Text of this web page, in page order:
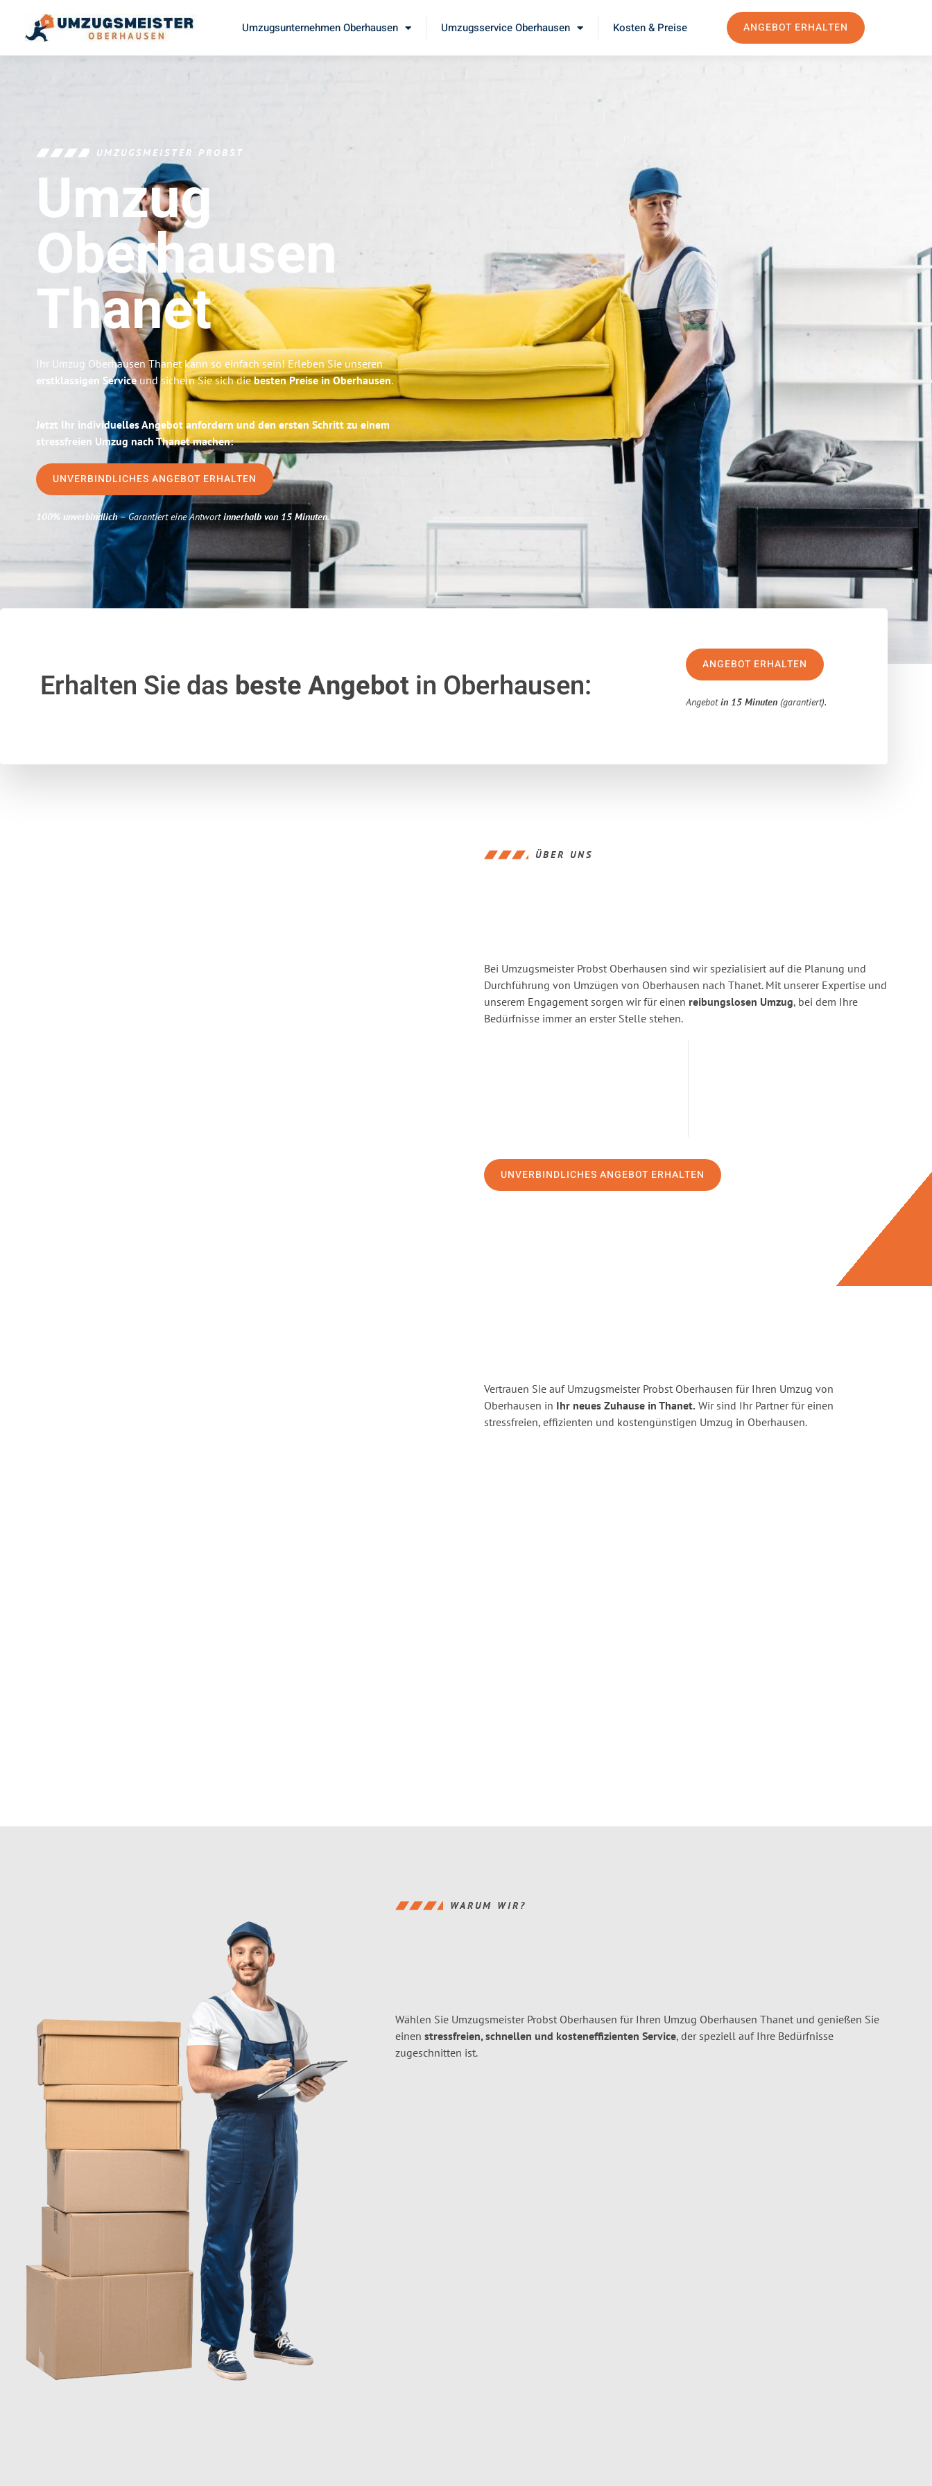
Umzugsunternehmen Oberhausen Umzugsservice Oberhausen Kosten & Preise ANGEBOT ERHALTEN
UMZUGSMEISTER PROBST
Umzug
Oberhausen
Thanet
Ihr Umzug Oberhausen Thanet kann so einfach sein! Erleben Sie unseren
erstklassigen Serviceund sichern Sie sich diebesten Preise in Oberhausen.
Jetzt Ihr individuelles Angebot anfordern und den ersten Schritt zu einem
stressfreien Umzug nach Thanet machen:
UNVERBINDLICHES ANGEBOT ERHALTEN
100% unverbindlich– Garantiert eine Antwortinnerhalb von 15 Minuten.
Erhalten Sie das beste Angebotin Oberhausen:
ANGEBOT ERHALTEN
Angebotin 15 Minuten (garantiert).
ÜBER UNS
Bei Umzugsmeister Probst Oberhausen sind wir spezialisiert auf die Planung und
Durchführung von Umzügen von Oberhausen nach Thanet. Mit unserer Expertise und
unserem Engagement sorgen wir für einen reibungslosen Umzug, bei dem Ihre
Bedürfnisse immer an erster Stelle stehen.
UNVERBINDLICHES ANGEBOT ERHALTEN
Vertrauen Sie auf Umzugsmeister Probst Oberhausen für Ihren Umzug von
Oberhausen in Ihr neues Zuhause in Thanet. Wir sind Ihr Partner für einen
stressfreien, effizienten und kostengünstigen Umzug in Oberhausen.
WARUM WIR?
Wählen Sie Umzugsmeister Probst Oberhausen für Ihren Umzug Oberhausen Thanet und genießen Sie
einen stressfreien, schnellen und kosteneffizienten Service, der speziell auf Ihre Bedürfnisse
zugeschnitten ist.